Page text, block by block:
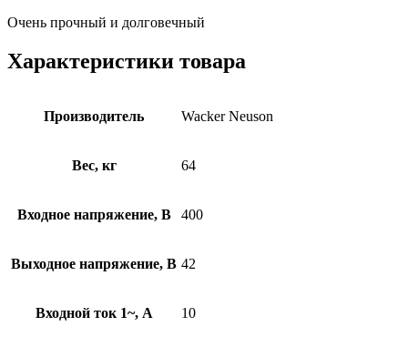
Очень прочный и долговечный
Характеристики товара
Производитель Wacker Neuson
Вес, кг 64
Входное напряжение, В 400
Выходное напряжение, В 42
Входной ток 1~, А 10